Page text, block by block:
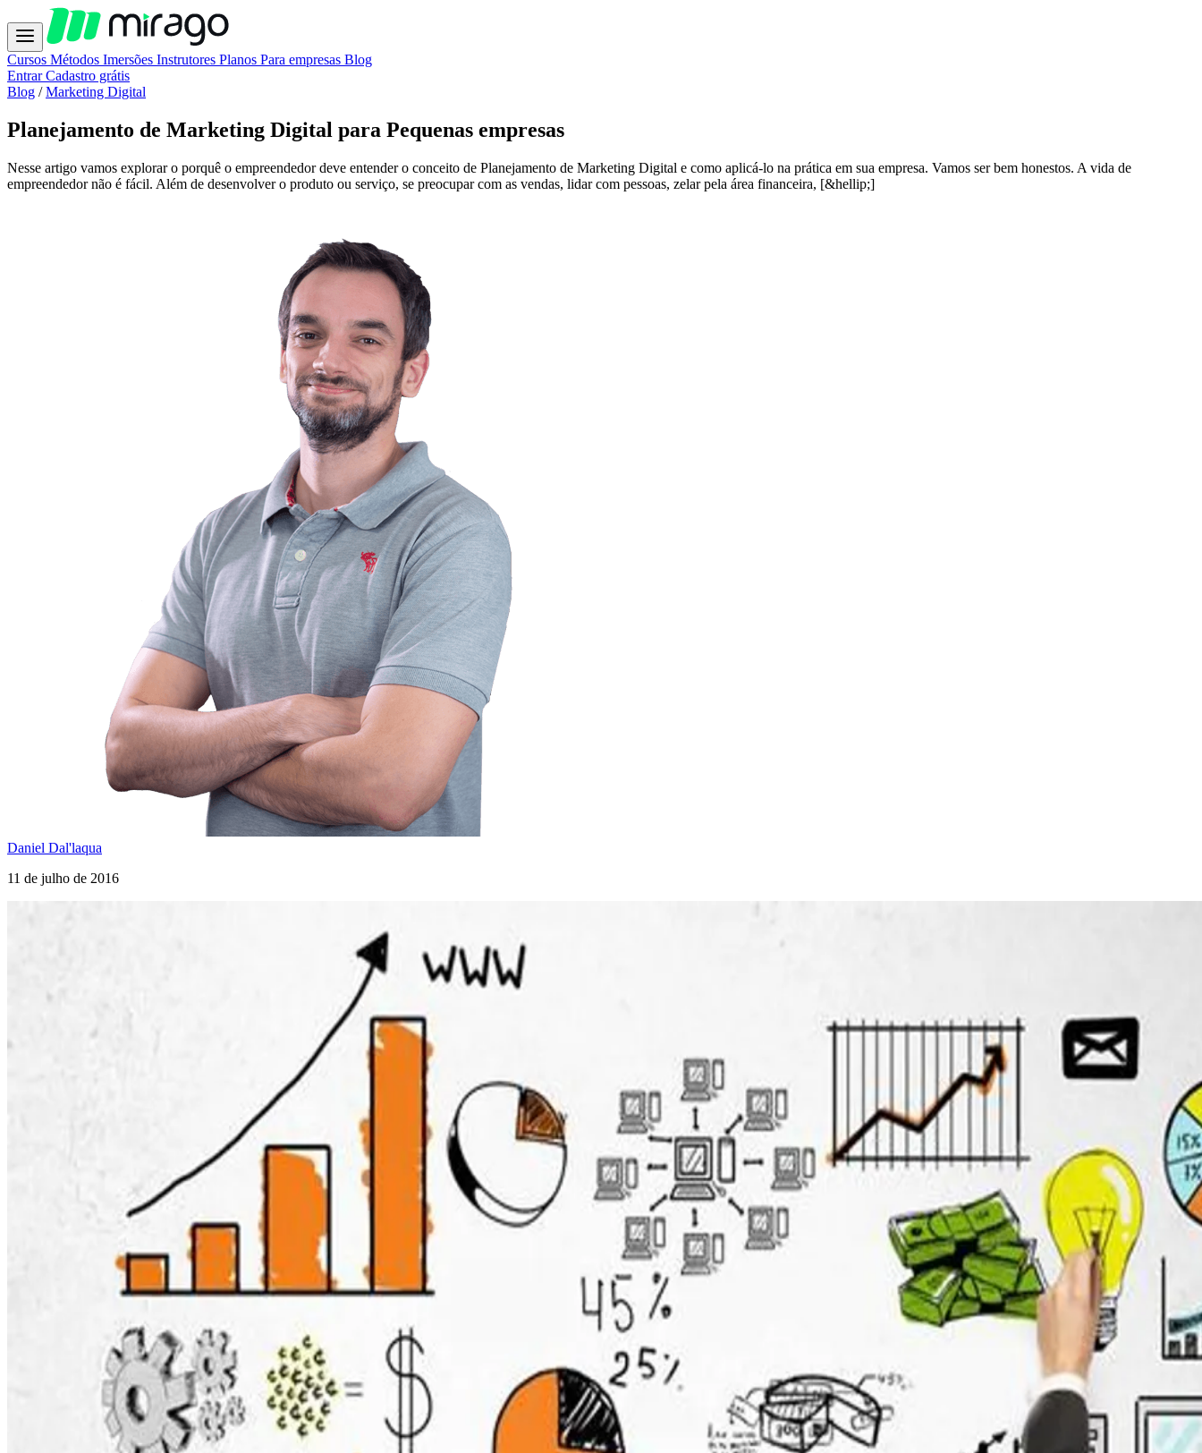
Cursos Métodos Imersões Instrutores Planos Para empresas Blog
EntrarCadastro grátis
Blog / Marketing Digital
Planejamento de Marketing Digital para Pequenas empresas
Nesse artigo vamos explorar o porquê o empreendedor deve entender o conceito de Planejamento de Marketing Digital e como aplicá-lo na prática em sua empresa. Vamos ser bem honestos. A vida de
empreendedor não é fácil. Além de desenvolver o produto ou serviço, se preocupar com as vendas, lidar com pessoas, zelar pela área financeira, [&hellip;]
Daniel Dal'laqua
11 de julho de 2016